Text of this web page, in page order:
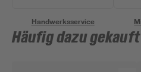
Handwerksservice
Häufig dazu gekauft